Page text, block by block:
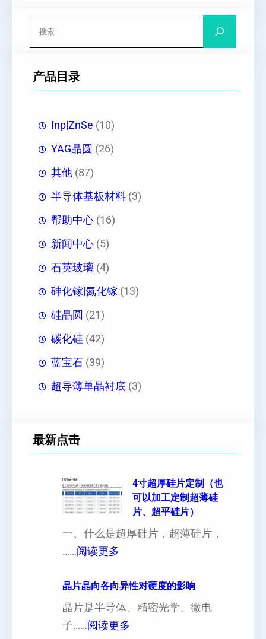
产品目录
Inp|ZnSe (10)
YAG晶圆 (26)
其他 (87)
半导体基板材料 (3)
帮助中心 (16)
新闻中心 (5)
石英玻璃 (4)
砷化镓|氮化镓 (13)
硅晶圆 (21)
碳化硅 (42)
蓝宝石 (39)
超导薄单晶衬底 (3)
最新点击
4寸超厚硅片定制（也
可以加工定制超薄硅
片、超平硅片）
一、什么是超厚硅片，超薄硅片，
……阅读更多
寸
超
厚
晶片晶向各向异性对硬度的影响
晶片是半导体、精密光学、微电
子……阅读更多